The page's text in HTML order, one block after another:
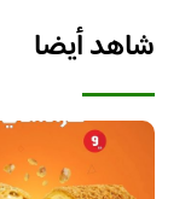
شاهد أيضا